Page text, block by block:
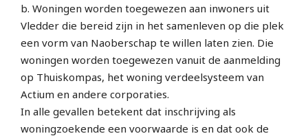
b. Woningen worden toegewezen aan inwoners uit
Vledder die bereid zijn in het samenleven op die plek
een vorm van Naoberschap te willen laten zien. Die
woningen worden toegewezen vanuit de aanmelding
op Thuiskompas, het woning verdeelsysteem van
Actium en andere corporaties.
In alle gevallen betekent dat inschrijving als
woningzoekende een voorwaarde is en dat ook de